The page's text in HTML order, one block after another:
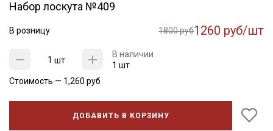
Набор лоскута №409
В розницу 1800 руб1260 руб/шт
шт
В наличии
1 шт
Стоимость — 1,260 руб
ДОБАВИТЬ В КОРЗИНУ